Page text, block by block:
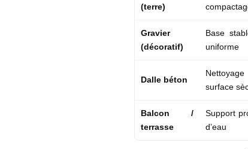
(terre)
Gravier
(décoratif)
Base
uniforme
Dalle béton
surface
Balcon /
terrasse
Support
d’eau